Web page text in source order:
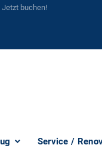
buchen!
Service /